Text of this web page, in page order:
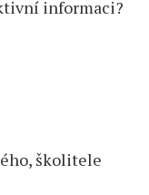
informaci?
školitele